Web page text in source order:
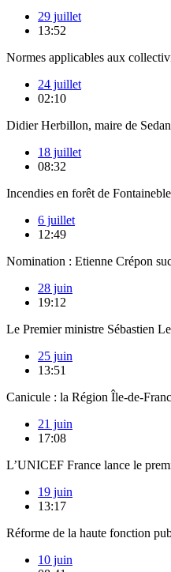
29 juillet
13:52
Normes applicables aux
24 juillet
02:10
Didier Herbillon, maire de
18 juillet
08:32
Incendies en forêt de
6 juillet
12:49
Nomination : Etienne Crépon
28 juin
19:12
Le Premier ministre Sébastien
25 juin
13:51
Canicule : la Région Île-de-
21 juin
17:08
L’UNICEF France lance le
19 juin
13:17
Réforme de la haute fonction
10 juin